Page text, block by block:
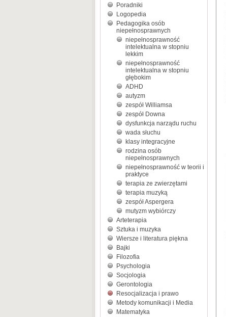
Poradniki
Logopedia
Pedagogika osób
niepełnosprawnych
niepełnosprawność
intelektualna w stopniu
lekkim
niepełnosprawność
intelektualna w stopniu
głębokim
ADHD
autyzm
zespół Williamsa
zespół Downa
dysfunkcja narządu ruchu
wada słuchu
klasy integracyjne
rodzina osób
niepełnosprawnych
niepełnosprawność w teorii i
praktyce
terapia ze zwierzętami
terapia muzyką
zespół Aspergera
mutyzm wybiórczy
Arteterapia
Sztuka i muzyka
Wiersze i literatura piękna
Bajki
Filozofia
Psychologia
Socjologia
Gerontologia
Resocjalizacja i prawo
Metody komunikacji i Media
Matematyka